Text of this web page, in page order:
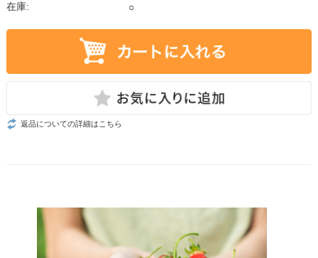
在庫: ○
返品についての詳細はこちら